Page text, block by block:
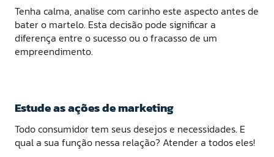
Tenha calma, analise com carinho este aspecto antes de
bater o martelo. Esta decisão pode significar a
diferença entre o sucesso ou o fracasso de um
empreendimento.
Estude as ações de marketing
Todo consumidor tem seus desejos e necessidades. E
qual a sua função nessa relação? Atender a todos eles!